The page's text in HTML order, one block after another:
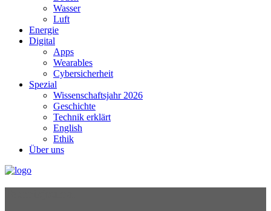
Wasser
Luft
Energie
Digital
Apps
Wearables
Cybersicherheit
Spezial
Wissenschaftsjahr 2026
Geschichte
Technik erklärt
English
Ethik
Über uns